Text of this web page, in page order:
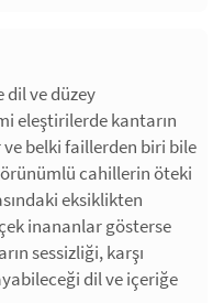
ve düzey
eleştirilerde kantarın
ve belki faillerden biri bile
cahillerin öteki
eksiklikten
inananlar gösterse
sessizliği, karşı
dil ve içeriğe